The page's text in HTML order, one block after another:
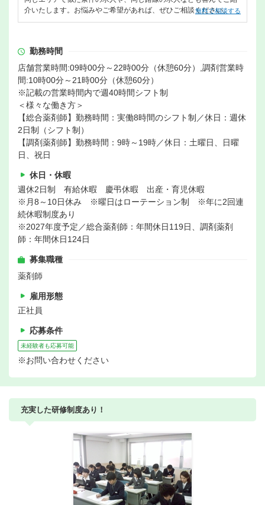
介いたします。お悩みやご希望があれば、ぜひご相談ください。
無料で相談する
勤務時間
店舗営業時間:09時00分～22時00分（休憩60分）,調剤営業時
間:10時00分～21時00分（休憩60分）
※記載の営業時間内で週40時間シフト制
＜様々な働き方＞
【総合薬剤師】勤務時間：実働8時間のシフト制／休日：週休
2日制（シフト制）
【調剤薬剤師】勤務時間：9時～19時／休日：土曜日、日曜
日、祝日
休日・休暇
週休2日制 有給休暇 慶弔休暇 出産・育児休暇
※月8～10日休み ※曜日はローテーション制 ※年に2回連
続休暇制度あり
※2027年度予定／総合薬剤師：年間休日119日、調剤薬剤
師：年間休日124日
募集職種
薬剤師
雇用形態
正社員
応募条件
未経験者も応募可能
※お問い合わせください
充実した研修制度あり！